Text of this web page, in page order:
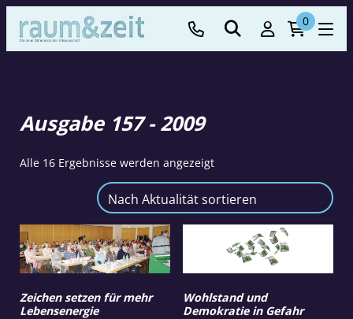
0
Ausgabe 157 - 2009
Alle 16 Ergebnisse werden angezeigtNach
sortiert
Zeichen setzen für mehr
Lebensenergie
Wohlstand und
Demokratie in Gefahr